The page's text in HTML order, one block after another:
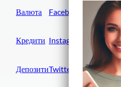
Валюта
Кредити
Депозити
Facebook
Instagram
Twitter